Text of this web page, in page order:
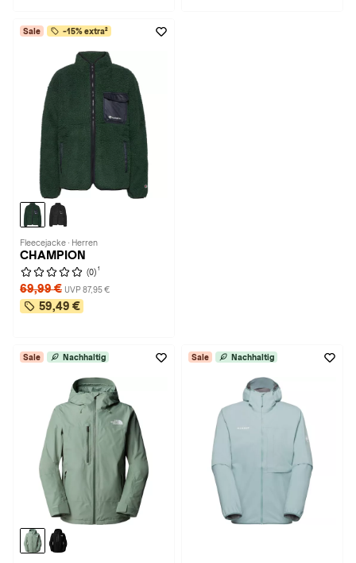
Sale -15% extra²
Fleecejacke · Herren
CHAMPION
(0) 1
69,99 € UVP 87,95 €
59,49 €
Sale Nachhaltig Sale Nachhaltig